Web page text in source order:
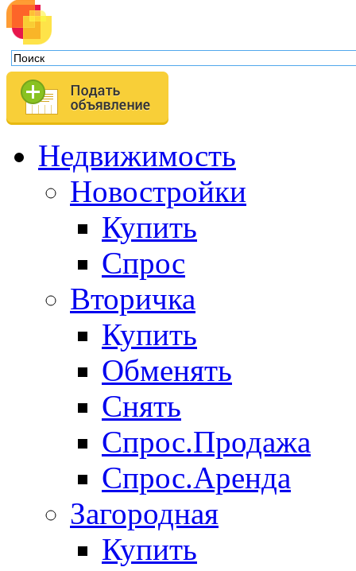
Недвижимость
Новостройки
Купить
Спрос
Вторичка
Купить
Обменять
Снять
Спрос.Продажа
Спрос.Аренда
Загородная
Купить